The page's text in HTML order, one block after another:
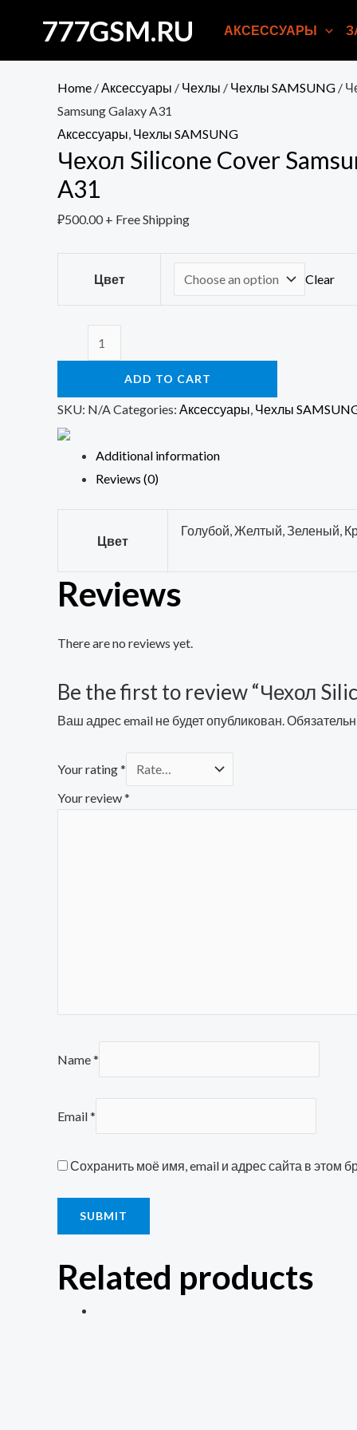
содержимому
777GSM.RU АКСЕССУАРЫ
Home /Аксессуары / Чехлы / Чехлы SAMSUNG /
Samsung Galaxy A31
Аксессуары, Чехлы SAMSUNG
Чехол Silicone Cover
A31
₽500.00 + Free Shipping
Цвет Clear
Silicone
Samsung
Galaxy
quantity
ADD TO CART
SKU: N/ACategories: Аксессуары, Чехлы
Additional information
Reviews (0)
Цвет
Голубой, Желтый, Зеленый,
Reviews
There are no reviews yet.
Be the first to review “Чехол
Ваш адрес email не будет опубликован.
Your rating*
Your review*
Name*
Email*
Сохранить моё имя, email и адрес сайта в этом
Related products